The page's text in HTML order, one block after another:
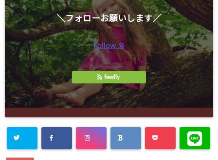
＼フォローお願いします／
Follow @
feedly